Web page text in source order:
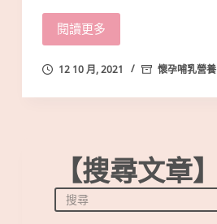
閱讀更多
12 10 月, 2021 懷孕哺乳營養
【搜尋文章】